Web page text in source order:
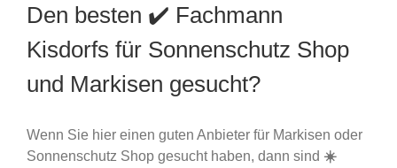
Den besten ✔️ Fachmann
Kisdorfs für Sonnenschutz Shop
und Markisen gesucht?
Wenn Sie hier einen guten Anbieter für Markisen oder
Sonnenschutz Shop gesucht haben, dann sind ☀️